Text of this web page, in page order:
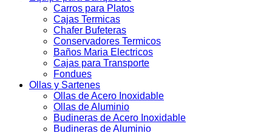
Carros para Platos
Cajas Termicas
Chafer Bufeteras
Conservadores Termicos
Baños Maria Electricos
Cajas para Transporte
Fondues
Ollas y Sartenes
Ollas de Acero Inoxidable
Ollas de Aluminio
Budineras de Acero Inoxidable
Budineras de Aluminio